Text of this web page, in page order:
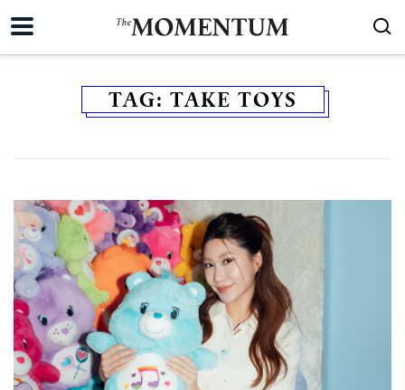
TAG: TAKE TOYS